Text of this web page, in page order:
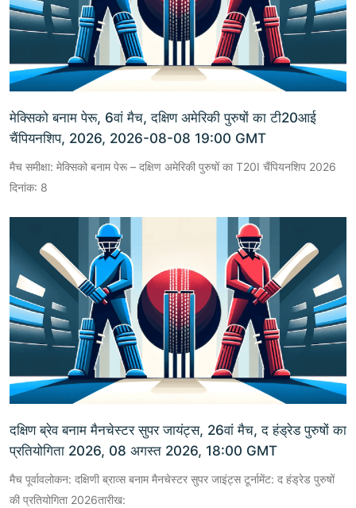
मेक्सिको बनाम पेरू, 6वां मैच, दक्षिण अमेरिकी पुरुषों का टी20आई
चैंपियनशिप, 2026, 2026-08-08 19:00 GMT
मैच समीक्षा: मेक्सिको बनाम पेरू – दक्षिण अमेरिकी पुरुषों का T20I चैंपियनशिप 2026
दिनांक: 8
दक्षिण ब्रेव बनाम मैनचेस्टर सुपर जायंट्स, 26वां मैच, द हंड्रेड पुरुषों का
प्रतियोगिता 2026, 08 अगस्त 2026, 18:00 GMT
मैच पूर्वावलोकन: दक्षिणी ब्राव्स बनाम मैनचेस्टर सुपर जाइंट्स टूर्नामेंट: द हंड्रेड पुरुषों
की प्रतियोगिता 2026तारीख: